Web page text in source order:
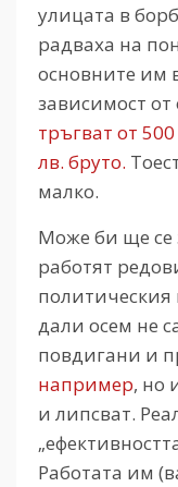
улицата в
радваха на
основните им
зависимост
тръгват от
лв. бруто.
малко.
Може би ще се
работят
дали осем не
повдигани и
например, но
и липсват.
Работата им